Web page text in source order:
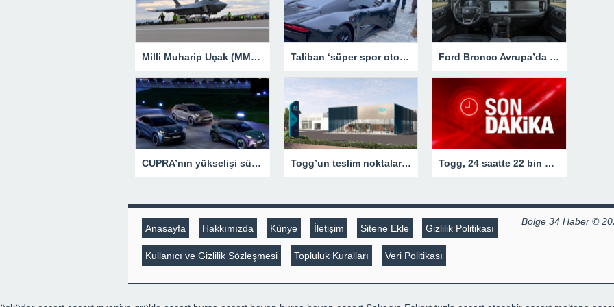
Milli Muharip Uçak (MMU) piste çıktı, motor çalıştırdı (Türkiye’nin yeni nesil yerli silahları) – Son Dakika Teknoloji Haberleri Taliban ‘süper spor otomobil’ üretti – Göründüğü gibi değil! Ford Bronco Avrupa’da yollara çıkıyor
CUPRA’nın yükselişi sürüyor: Satışlarını yüzde 93 artırdı Togg’un teslim noktaları hazır – Araba Haberleri Togg, 24 saatte 22 bin 150 adet sipariş aldı
Anasayfa Hakkımızda Künye İletişim Sitene Ekle Gizlilik Politikası
Kullanıcı ve Gizlilik Sözleşmesi Topluluk Kuralları Veri Politikası
Bölge 34 Haber ©